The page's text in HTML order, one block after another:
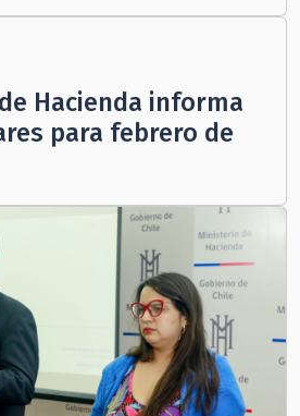
Hacienda informa
para febrero de